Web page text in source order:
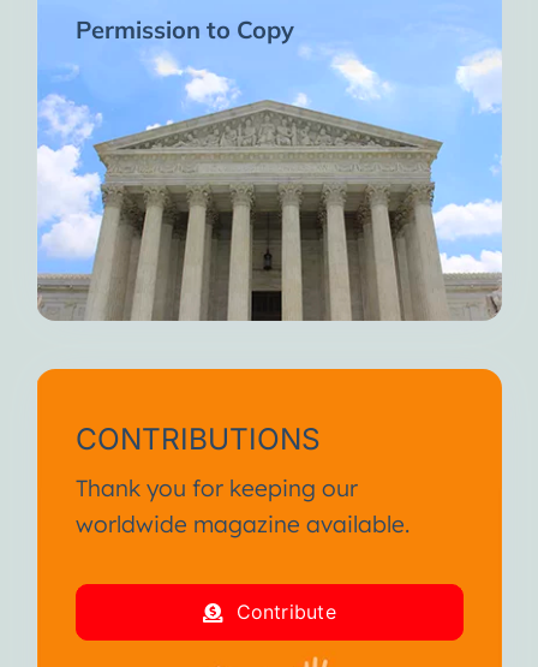
Permission to Copy
CONTRIBUTIONS
Thank you for keeping our
worldwide magazine available.
Contribute